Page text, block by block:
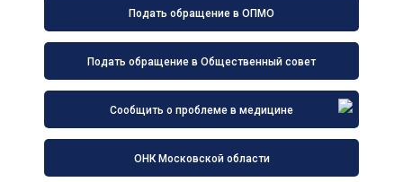
Подать обращение в ОПМО
Подать обращение в Общественный совет
Сообщить о проблеме в медицине
ОНК Московской области